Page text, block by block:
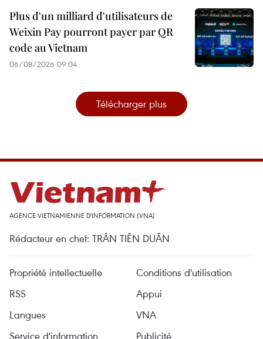
Plus d'un milliard d'utilisateurs de
Weixin Pay pourront payer par QR
code au Vietnam
06/08/2026 09:04
Télécharger plus
AGENCE VIETNAMIENNE D'INFORMATION (VNA)
Rédacteur en chef: TRÂN TIÊN DUÂN
Propriété intellectuelle
Conditions d'utilisation
RSS
Appui
Langues
VNA
Service d'information
Publicité